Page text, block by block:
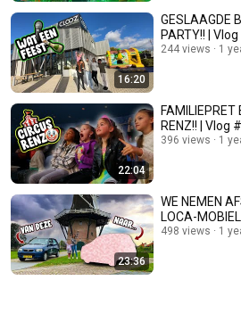
16:20
GESLAAGDE
PARTY!! |
244 views 1
22:04
FAMILIEPRET
RENZ!! | Vlog
396 views 1
23:36
WE NEMEN
LOCA-
498 views 1